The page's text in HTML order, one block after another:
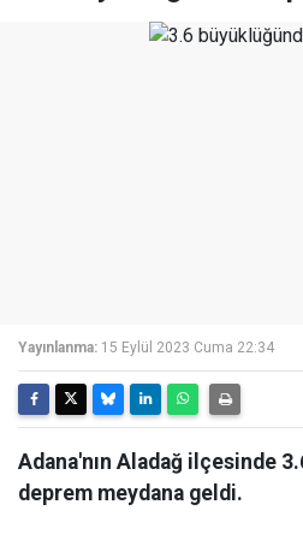
Yayınlanma: 15 Eylül 2023 Cuma 22:34
Adana'nın Aladağ ilçesinde
deprem meydana geldi.